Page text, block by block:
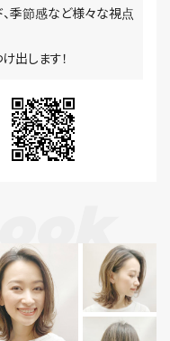
、季節感など様々な視点
出します！